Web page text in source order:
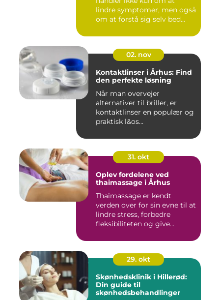
lindre symptomer, men også
om at forstå sig selv bed...
02. nov
Kontaktlinser i Århus: Find
den perfekte løsning
Når man overvejer
alternativer til briller, er
kontaktlinser en populær og
praktisk l&os...
31. okt
Oplev fordelene ved
thaimassage i Århus
Thaimassage er kendt
verden over for sin evne til at
lindre stress, forbedre
fleksibiliteten og give...
29. okt
Skønhedsklinik i Hillerød:
Din guide til
skønhedsbehandlinger